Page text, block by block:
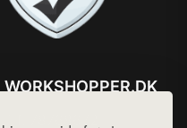
WORKSHOPPER.DK